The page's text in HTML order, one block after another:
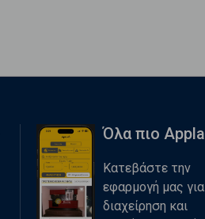
Όλα πιο
Κατεβάστε την
εφαρμογή μας
διαχείρηση και